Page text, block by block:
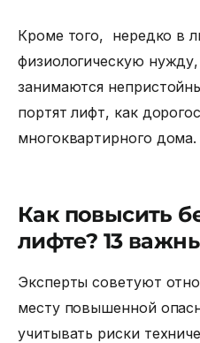
Кроме того, нередко в
физиологическую
занимаются
портят лифт, как
многоквартирного
Как повысить
лифте? 13
Эксперты советуют
месту повышенной
учитывать риски